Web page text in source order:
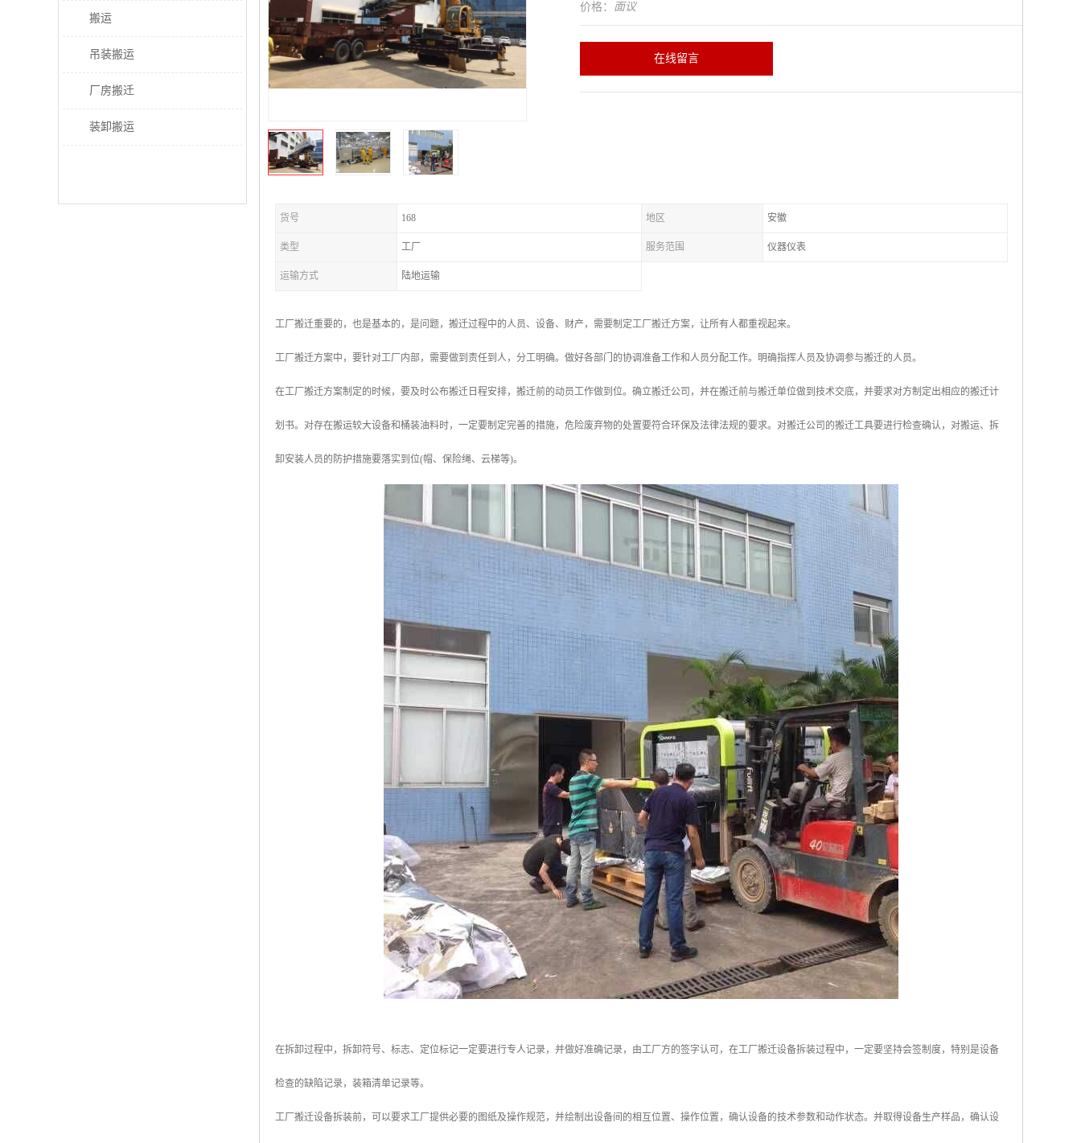
搬运
吊装搬运
厂房搬迁
装卸搬运
价格： 面议
在线留言
货号 168 地区 安徽
类型 工厂 服务范围 仪器仪表
运输方式 陆地运输
工厂搬迁重要的，也是基本的，是问题，搬迁过程中的人员、设备、财产，需要制定工厂搬迁方案，让所有人都重视起来。
工厂搬迁方案中，要针对工厂内部，需要做到责任到人，分工明确。做好各部门的协调准备工作和人员分配工作。明确指挥人员及协调参与搬迁的人员。
在工厂搬迁方案制定的时候，要及时公布搬迁日程安排，搬迁前的动员工作做到位。确立搬迁公司，并在搬迁前与搬迁单位做到技术交底，并要求对方制定出相应的搬迁计
划书。对存在搬运较大设备和桶装油料时，一定要制定完善的措施，危险废弃物的处置要符合环保及法律法规的要求。对搬迁公司的搬迁工具要进行检查确认，对搬运、拆
卸安装人员的防护措施要落实到位(帽、保险绳、云梯等)。
在拆卸过程中，拆卸符号、标志、定位标记一定要进行专人记录，并做好准确记录，由工厂方的签字认可，在工厂搬迁设备拆装过程中，一定要坚持会签制度，特别是设备
检查的缺陷记录，装箱清单记录等。
工厂搬迁设备拆装前，可以要求工厂提供必要的图纸及操作规范，并绘制出设备间的相互位置、操作位置，确认设备的技术参数和动作状态。并取得设备生产样品，确认设